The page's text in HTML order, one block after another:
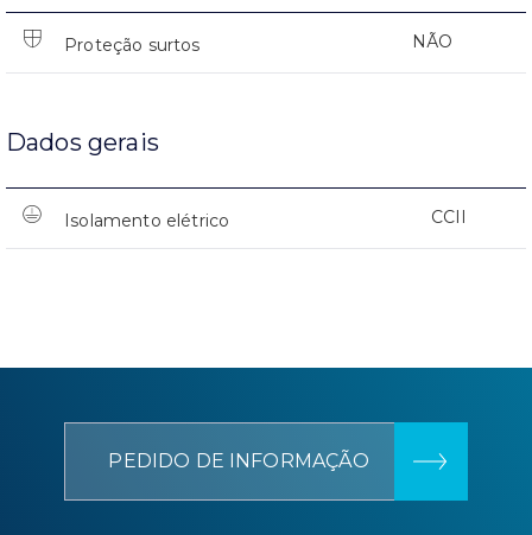
Proteção surtos NÃO
Dados gerais
Isolamento elétrico CCII
PEDIDO DE INFORMAÇÃO